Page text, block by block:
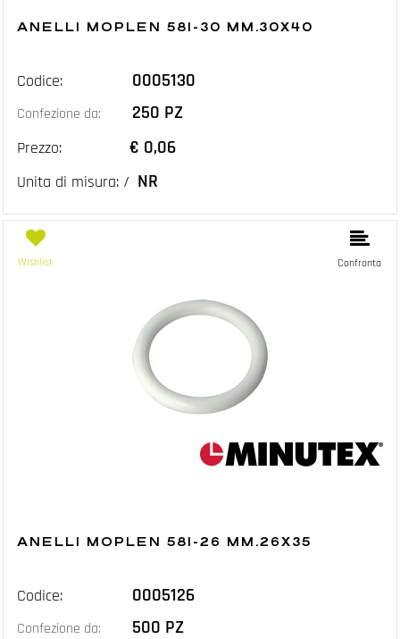
ANELLI MOPLEN 581-30 MM.30X40
Codice: 0005130
Confezione da: 250 PZ
Prezzo: € 0,06
Unita di misura: / NR
Wishlist Confronta
ANELLI MOPLEN 581-26 MM.26X35
Codice: 0005126
Confezione da: 500 PZ